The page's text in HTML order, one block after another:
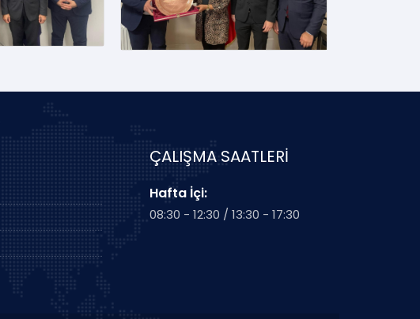
ÇALIŞMA SAATLERİ
Hafta İçi:
08:30 - 12:30 / 13:30 - 17:30